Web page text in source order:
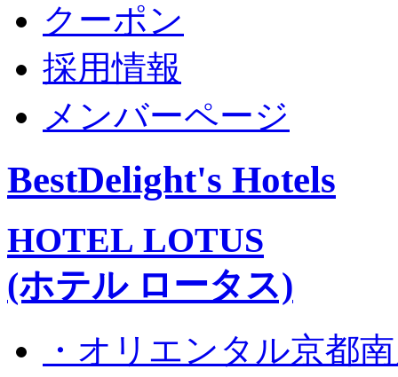
クーポン
採用情報
メンバーページ
BestDelight's Hotels
HOTEL LOTUS
(ホテル ロータス)
・オリエンタル京都